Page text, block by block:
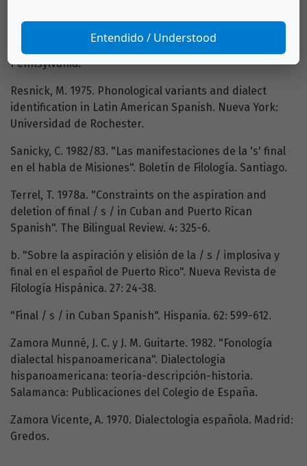
Poplack, S. 1979. Function and process in a variable
Pennsylvania.
Resnick, M. 1975. Phonological variants and dialect
identification in Latin American Spanish. Nueva York:
Universidad de Rochester.
Sanicky, C. 1982/83. "Las manifestaciones de la 's' final
en el habla de Misiones". Boletín de Filología. Santiago.
Terrel, T. 1978a. "Constraints on the aspiration and
deletion of final / s / in Cuban and Puerto Rican
Spanish". The Bilingual Review. 4: 325-6.
b. "Sobre la aspiración y elisión de la / s / implosiva y
final en el español de Puerto Rico". Nueva Revista de
Filología Hispánica. 27: 24-38.
"Final / s / in Cuban Spanish". Hispania. 62: 599-612.
Zamora Munné, J. C. y J. M. Guitarte. 1982. "Fonología
dialectal hispanoamericana". Dialectologia
hispanoamericana: teoría-descripción-historia.
Salamanca: Publicaciones del Colegio de España.
Zamora Vicente, A. 1970. Dialectologia española. Madrid:
Gredos.
Entendido / Understood